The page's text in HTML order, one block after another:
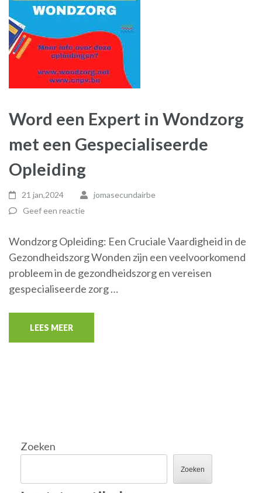
Word een Expert in Wondzorg
met een Gespecialiseerde
Opleiding
21 jan,2024
jomasecundairbe
Geef een reactie
Wondzorg Opleiding: Een Cruciale Vaardigheid in de
Gezondheidszorg Wonden zijn een veelvoorkomend
probleem in de gezondheidszorg en vereisen
gespecialiseerde zorg …
LEES MEER
Zoeken
Zoeken